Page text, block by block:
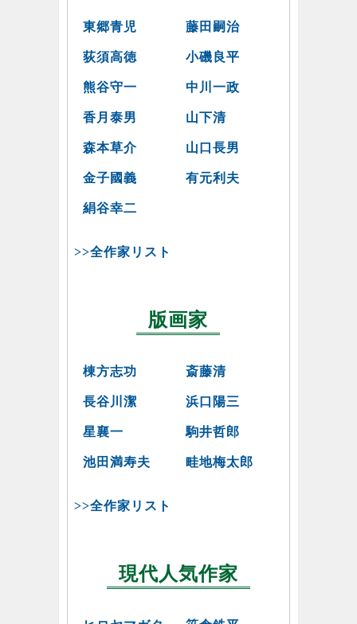
東郷青児 藤田嗣治
荻須高徳 小磯良平
熊谷守一 中川一政
香月泰男 山下清
森本草介 山口長男
金子國義 有元利夫
絹谷幸二
>>全作家リスト
版画家
棟方志功 斎藤清
長谷川潔 浜口陽三
星襄一 駒井哲郎
池田満寿夫 畦地梅太郎
>>全作家リスト
現代人気作家